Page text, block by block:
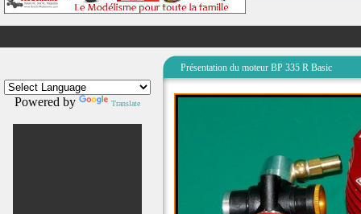
Powered by Translate
Présentation du moteur BP 335 R Basic